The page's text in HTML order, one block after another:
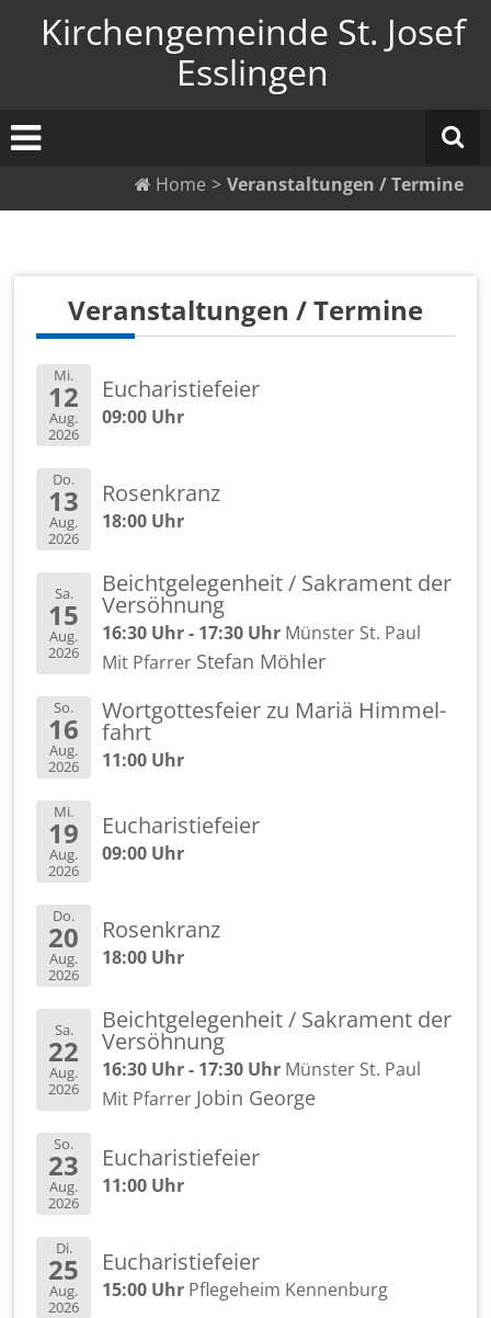
Kirchengemeinde St. Josef
Esslingen
Home > Veranstaltungen / Termine
Ver­an­stal­tun­gen / Ter­mi­ne
Mi.
12
Aug.
2026
Eu­cha­ris­tie­fei­er
09:00 Uhr
Do.
13
Aug.
2026
Ro­sen­kranz
18:00 Uhr
Sa.
15
Aug.
2026
Beicht­ge­le­gen­heit / Sa­kra­ment der
Ver­söh­nung
16:30 Uhr - 17:30 Uhr Müns­ter St. Paul
Mit Pfar­rer Ste­fan Möh­ler
So.
16
Aug.
2026
Wort­got­tes­fei­er zu Mariä Him­mel­
fahrt
11:00 Uhr
Mi.
19
Aug.
2026
Eu­cha­ris­tie­fei­er
09:00 Uhr
Do.
20
Aug.
2026
Ro­sen­kranz
18:00 Uhr
Sa.
22
Aug.
2026
Beicht­ge­le­gen­heit / Sa­kra­ment der
Ver­söh­nung
16:30 Uhr - 17:30 Uhr Müns­ter St. Paul
Mit Pfar­rer Jobin Ge­or­ge
So.
23
Aug.
2026
Eu­cha­ris­tie­fei­er
11:00 Uhr
Di.
25
Aug.
2026
Eu­cha­ris­tie­fei­er
15:00 Uhr Pfle­ge­heim Ken­nen­burg